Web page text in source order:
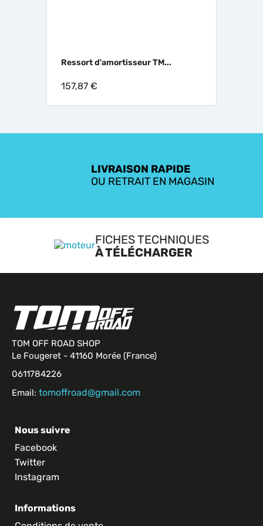
Ressort d'amortisseur TM...
157,87 €
LIVRAISON RAPIDE
OU RETRAIT EN MAGASIN
FICHES TECHNIQUES
À TÉLÉCHARGER
Informations
Nous suivre
Facebook
Twitter
Instagram
TOM OFF ROAD SHOP
Le Fougeret - 41160 Morée (France)
0611784226
Email: tomoffroad@gmail.com